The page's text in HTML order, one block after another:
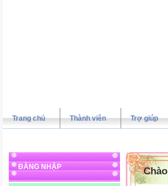
Trang chủ Thành viên Trợ giúp
ĐĂNG NHẬP